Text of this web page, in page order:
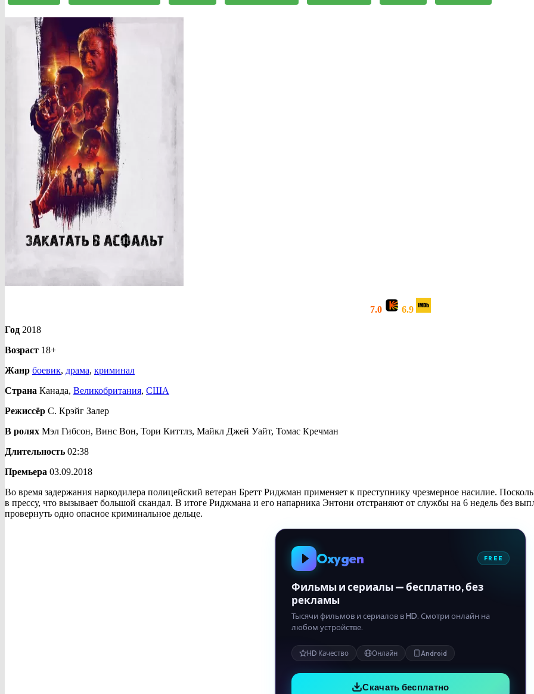
7.0
6.9
Год 2018
Возраст 18+
Жанр боевик, драма, криминал
Страна Канада, Великобритания, США
Режиссёр С. Крэйг Залер
В ролях Мэл Гибсон, Винс Вон, Тори Киттлз, Майкл Джей Уайт, Томас Кречман
Длительность 02:38
Премьера 03.09.2018
Во время задержания наркодилера полицейский ветеран Бретт Риджман применяет к преступнику чрезмерное насилие.
в прессу, что вызывает большой скандал. В итоге Риджмана и его напарника Энтони отстраняют от службы на 6 недель без
провернуть одно опасное криминальное дельце.
Oxygen FREE
Фильмы и сериалы — бесплатно, без
рекламы
Тысячи фильмов и сериалов в HD. Смотри онлайн на
любом устройстве.
HD Качество Онлайн Android
Скачать бесплатно